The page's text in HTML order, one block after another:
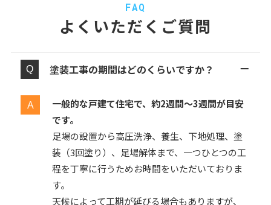
FAQ
よくいただくご質問
塗装工事の期間はどのくらいですか？
一般的な戸建て住宅で、約2週間〜3週間が目安
です。
足場の設置から高圧洗浄、養生、下地処理、塗
装（3回塗り）、足場解体まで、一つひとつの工
程を丁寧に行うためお時間をいただいておりま
す。
天候によって工期が延びる場合もありますが、